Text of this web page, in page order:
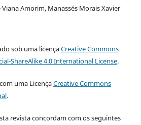
Amorim, Manassés Morais Xavier
sob uma licençaCreative Commons
ShareAlike 4.0 International License.
uma LicençaCreative Commons
.
revista concordam com os seguintes